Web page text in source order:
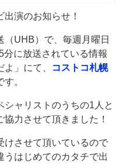
演のお知らせ！
（UHB）で、毎週月曜日
に放送されている情報
」にて、
コストコ札幌
。
ャリストのうちの1人と
力させて頂きました！
けさせて頂いているので
うはじめてのカタチで出